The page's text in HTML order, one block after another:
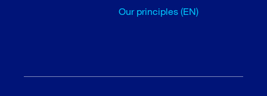
Our principles (EN)